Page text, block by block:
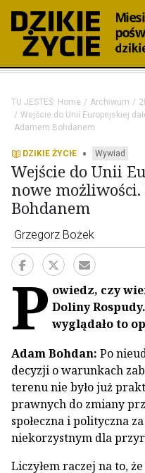
TU JESTEŚ: Home Archiwum
Wejście do Unii Europejskiej
Adamem Bohdanem
DZIKIE ŻYCIE • Wywiad
Wejście do Unii
nowe
Bohdanem
Grzegorz Bożek
P owiedz, czy
Doliny
wyglądało to
Adam Bohdan: Po
decyzji o warunkach
terenu nie było już
prawnych do zmiany
społeczna i polityczna
niekorzystnym dla
Liczyłem raczej na to,